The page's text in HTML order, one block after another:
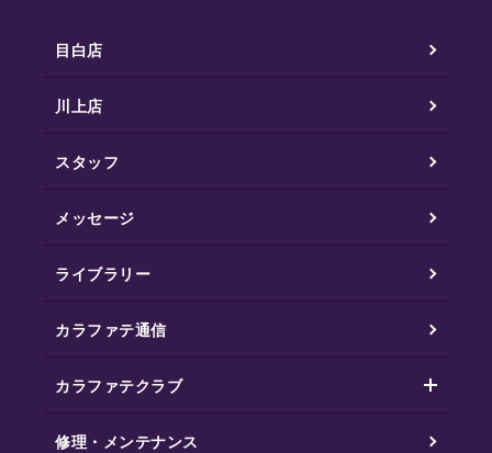
目白店
川上店
スタッフ
メッセージ
ライブラリー
カラファテ通信
カラファテクラブ
修理・メンテナンス